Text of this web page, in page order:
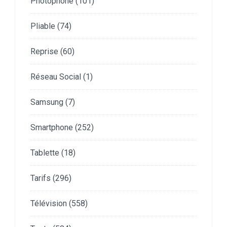
Pliable (74)
Reprise (60)
Réseau Social (1)
Samsung (7)
Smartphone (252)
Tablette (18)
Tarifs (296)
Télévision (558)